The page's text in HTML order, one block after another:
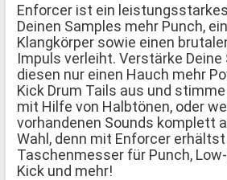
Enforcer ist ein
Deinen Samples mehr Punch,
Klangkörper sowie einen
Impuls verleiht. Verstärke
diesen nur einen Hauch mehr
Kick Drum Tails aus und
mit Hilfe von Halbtönen, oder
vorhandenen Sounds komplett
Wahl, denn mit Enforcer
Taschenmesser für Punch,
Kick und mehr!